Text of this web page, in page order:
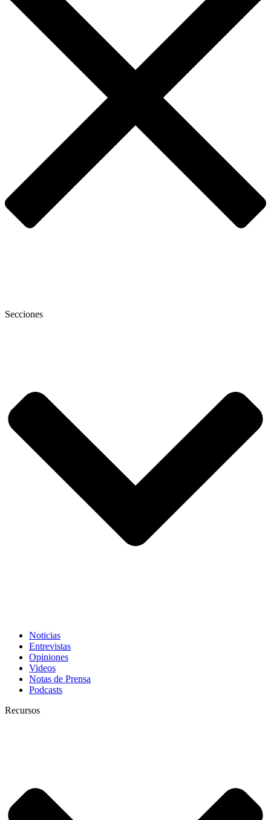
Secciones
Noticias
Entrevistas
Opiniones
Videos
Notas de Prensa
Podcasts
Recursos